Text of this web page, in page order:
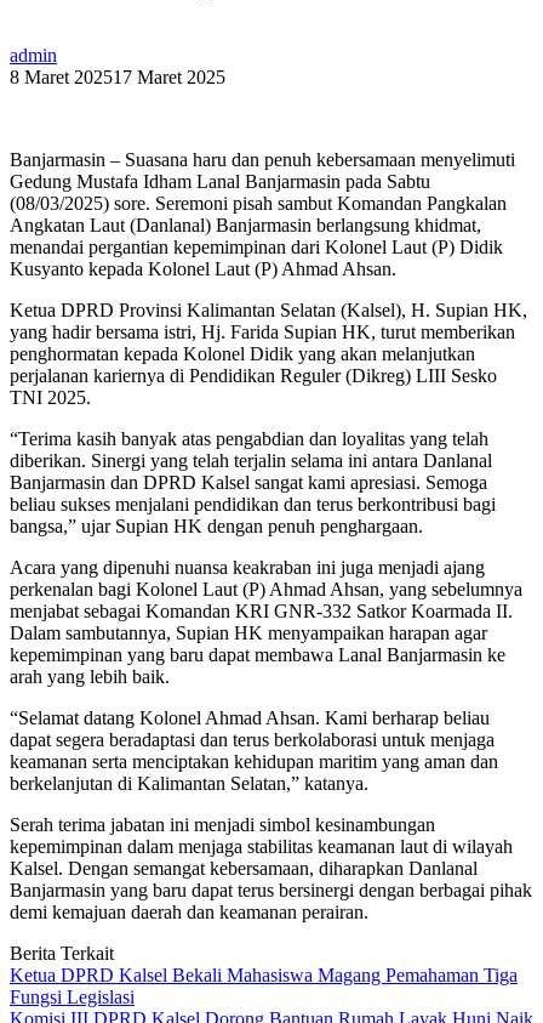
admin
8 Maret 202517 Maret 2025
Banjarmasin – Suasana haru dan penuh kebersamaan menyelimuti
Gedung Mustafa Idham Lanal Banjarmasin pada Sabtu
(08/03/2025) sore. Seremoni pisah sambut Komandan Pangkalan
Angkatan Laut (Danlanal) Banjarmasin berlangsung khidmat,
menandai pergantian kepemimpinan dari Kolonel Laut (P) Didik
Kusyanto kepada Kolonel Laut (P) Ahmad Ahsan.
Ketua DPRD Provinsi Kalimantan Selatan (Kalsel), H. Supian HK,
yang hadir bersama istri, Hj. Farida Supian HK, turut memberikan
penghormatan kepada Kolonel Didik yang akan melanjutkan
perjalanan kariernya di Pendidikan Reguler (Dikreg) LIII Sesko
TNI 2025.
“Terima kasih banyak atas pengabdian dan loyalitas yang telah
diberikan. Sinergi yang telah terjalin selama ini antara Danlanal
Banjarmasin dan DPRD Kalsel sangat kami apresiasi. Semoga
beliau sukses menjalani pendidikan dan terus berkontribusi bagi
bangsa,” ujar Supian HK dengan penuh penghargaan.
Acara yang dipenuhi nuansa keakraban ini juga menjadi ajang
perkenalan bagi Kolonel Laut (P) Ahmad Ahsan, yang sebelumnya
menjabat sebagai Komandan KRI GNR-332 Satkor Koarmada II.
Dalam sambutannya, Supian HK menyampaikan harapan agar
kepemimpinan yang baru dapat membawa Lanal Banjarmasin ke
arah yang lebih baik.
“Selamat datang Kolonel Ahmad Ahsan. Kami berharap beliau
dapat segera beradaptasi dan terus berkolaborasi untuk menjaga
keamanan serta menciptakan kehidupan maritim yang aman dan
berkelanjutan di Kalimantan Selatan,” katanya.
Serah terima jabatan ini menjadi simbol kesinambungan
kepemimpinan dalam menjaga stabilitas keamanan laut di wilayah
Kalsel. Dengan semangat kebersamaan, diharapkan Danlanal
Banjarmasin yang baru dapat terus bersinergi dengan berbagai pihak
demi kemajuan daerah dan keamanan perairan.
Berita Terkait
Ketua DPRD Kalsel Bekali Mahasiswa Magang Pemahaman Tiga
Fungsi Legislasi